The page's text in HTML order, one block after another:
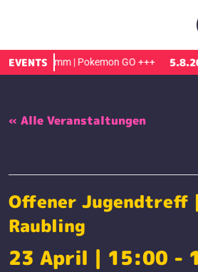
EVENTS | Pokemon GO+++
« Alle Veranstaltungen
Offener Jugendtreff
Raubling
23 April | 15:00 -